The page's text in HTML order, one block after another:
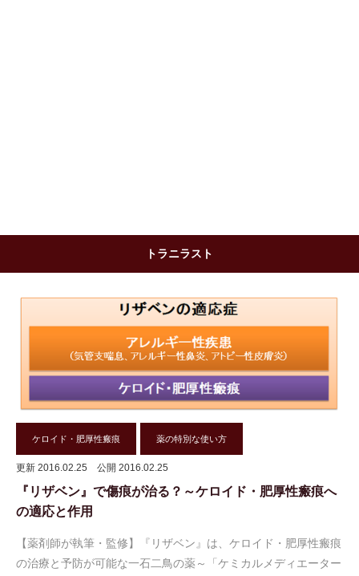
トラニラスト
ケロイド・肥厚性瘢痕 薬の特別な使い方
更新 2016.02.25 公開 2016.02.25
『リザベン』で傷痕が治る？～ケロイド・肥厚性瘢痕へ
の適応と作用
【薬剤師が執筆・監修】『リザベン』は、ケロイド・肥厚性瘢痕
の治療と予防が可能な一石二鳥の薬～「ケミカルメディエーター